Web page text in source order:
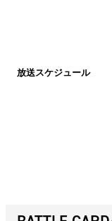
放送スケジュール